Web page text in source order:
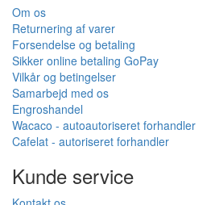
Om os
Returnering af varer
Forsendelse og betaling
Sikker online betaling GoPay
Vilkår og betingelser
Samarbejd med os
Engroshandel
Wacaco - autoautoriseret forhandler
Cafelat - autoriseret forhandler
Kunde service